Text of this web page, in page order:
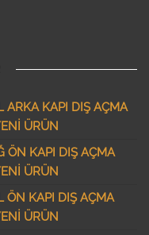
ARKA KAPI DIŞ AÇMA
ÜRÜN
ÖN KAPI DIŞ AÇMA
ÜRÜN
ÖN KAPI DIŞ AÇMA
ÜRÜN